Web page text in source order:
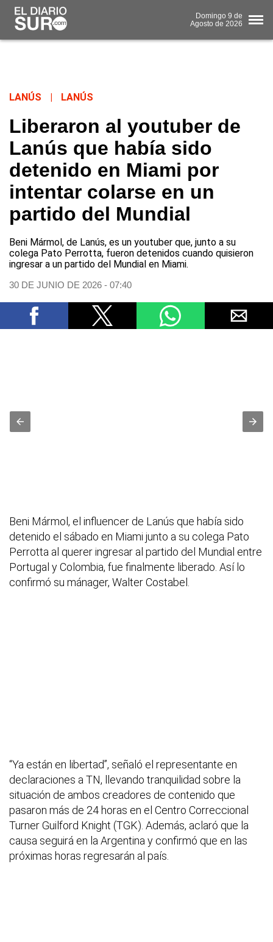
Domingo 9 de
Agosto de 2026
LANÚS LANÚS
Liberaron al youtuber de
Lanús que había sido
detenido en Miami por
intentar colarse en un
partido del Mundial
Beni Mármol, de Lanús, es un youtuber que, junto a su
colega Pato Perrotta, fueron detenidos cuando quisieron
ingresar a un partido del Mundial en Miami.
30 DE JUNIO DE 2026 - 07:40
Beni Mármol, el influencer de Lanús que había sido
detenido el sábado en Miami junto a su colega Pato
Perrotta al querer ingresar al partido del Mundial entre
Portugal y Colombia, fue finalmente liberado. Así lo
confirmó su mánager, Walter Costabel.
“Ya están en libertad”, señaló el representante en
declaraciones a TN, llevando tranquilidad sobre la
situación de ambos creadores de contenido que
pasaron más de 24 horas en el Centro Correccional
Turner Guilford Knight (TGK). Además, aclaró que la
causa seguirá en la Argentina y confirmó que en las
próximas horas regresarán al país.